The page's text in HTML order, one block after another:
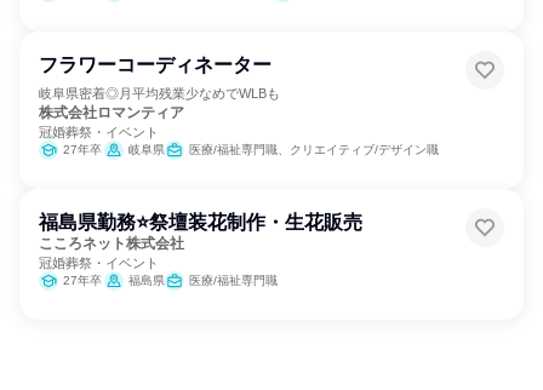
フラワーコーディネーター
岐阜県密着◎月平均残業少なめでWLBも
株式会社ロマンティア
冠婚葬祭・イベント
27年卒 岐阜県 医療/福祉専門職、クリエイティブ/デザイン職
福島県勤務⭐祭壇装花制作・生花販売
こころネット株式会社
冠婚葬祭・イベント
27年卒 福島県 医療/福祉専門職